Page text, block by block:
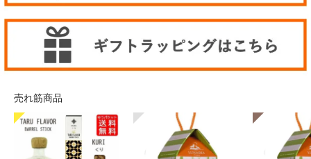
売れ筋商品